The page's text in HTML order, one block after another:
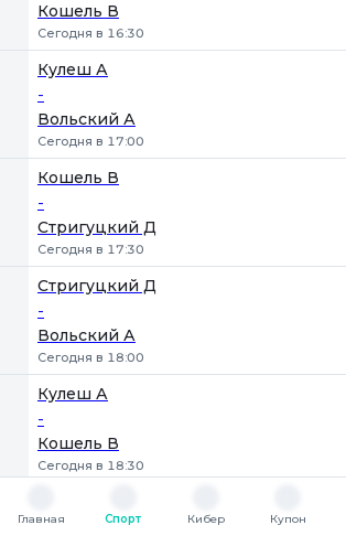
Кошель В
Сегодня в 16:30
Кулеш А
-
Вольский А
Сегодня в 17:00
Кошель В
-
Стригуцкий Д
Сегодня в 17:30
Стригуцкий Д
-
Вольский А
Сегодня в 18:00
Кулеш А
-
Кошель В
Сегодня в 18:30
-
Главная
Спорт
Кибер
Купон